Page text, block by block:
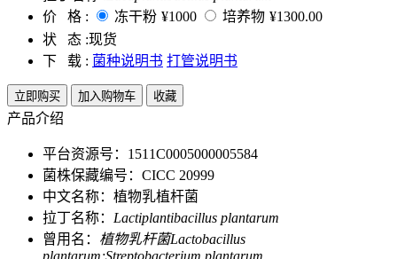
价 格 :
冻干粉 ¥1000 培养物 ¥1300.00
状 态 :现货
下 载 : 菌种说明书 打管说明书
立即购买 加入购物车 收藏
产品介绍
平台资源号：1511C0005000005584
菌株保藏编号：CICC 20999
中文名称：植物乳植杆菌
拉丁名称： Lactiplantibacillus plantarum
曾用名： 植物乳杆菌Lactobacillus
plantarum;Streptobacterium plantarum